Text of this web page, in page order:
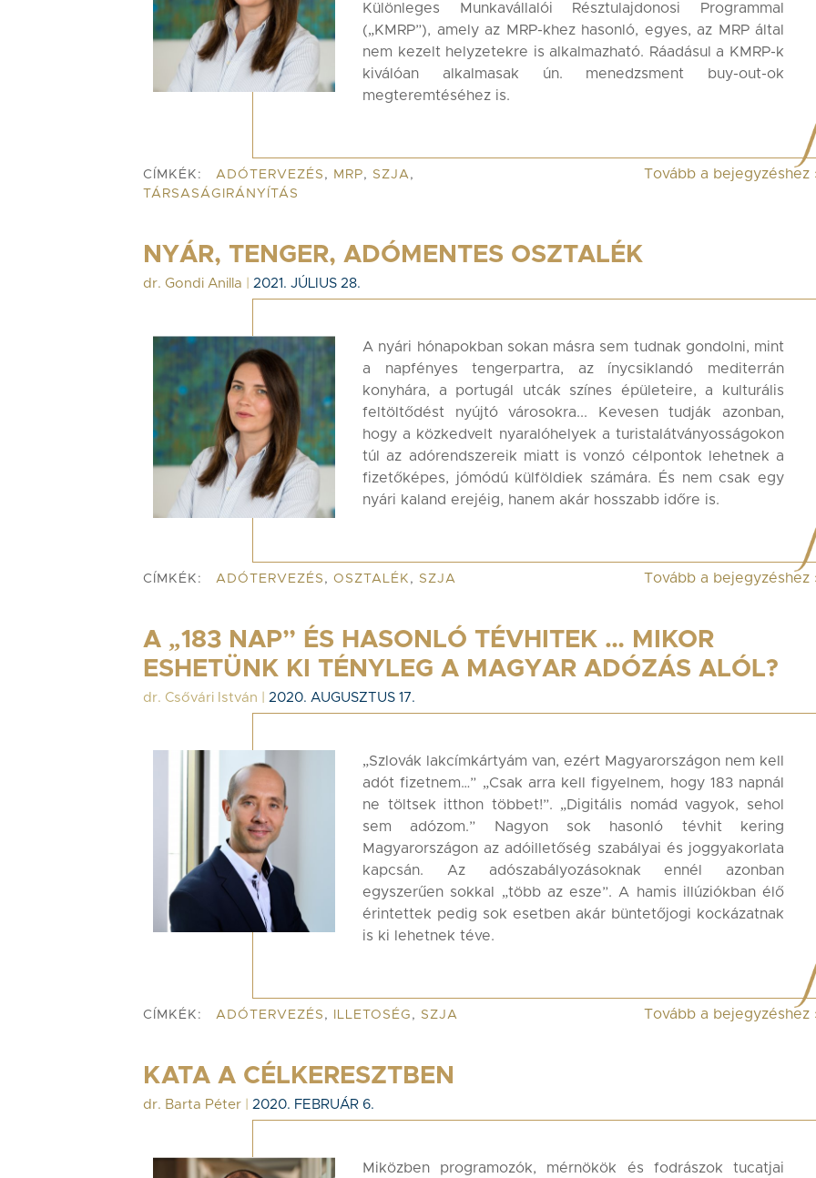
Különleges Munkavállalói Résztulajdonosi Programmal
(„KMRP”), amely az MRP-khez hasonló, egyes, az MRP által
nem kezelt helyzetekre is alkalmazható. Ráadásul a KMRP-k
kiválóan alkalmasak ún. menedzsment buy-out-ok
megteremtéséhez is.
CÍMKÉK: ADÓTERVEZÉS , MRP, SZJA,
TÁRSASÁGIRÁNYÍTÁS
Tovább a bejegyzéshez
NYÁR, TENGER, ADÓMENTES OSZTALÉK
dr. Gondi Anilla 2021. JÚLIUS 28.
A nyári hónapokban sokan másra sem tudnak gondolni, mint
a napfényes tengerpartra, az ínycsiklandó mediterrán
konyhára, a portugál utcák színes épületeire, a kulturális
feltöltődést nyújtó városokra... Kevesen tudják azonban,
hogy a közkedvelt nyaralóhelyek a turistalátványosságokon
túl az adórendszereik miatt is vonzó célpontok lehetnek a
fizetőképes, jómódú külföldiek számára. És nem csak egy
nyári kaland erejéig, hanem akár hosszabb időre is.
CÍMKÉK: ADÓTERVEZÉS , OSZTALÉK , SZJA Tovább a bejegyzéshez
A „183 NAP” ÉS HASONLÓ TÉVHITEK … MIKOR
ESHETÜNK KI TÉNYLEG A MAGYAR ADÓZÁS ALÓL?
dr. Csővári István 2020. AUGUSZTUS 17.
„Szlovák lakcímkártyám van, ezért Magyarországon nem kell
adót fizetnem…” „Csak arra kell figyelnem, hogy 183 napnál
ne töltsek itthon többet!”. „Digitális nomád vagyok, sehol
sem adózom.” Nagyon sok hasonló tévhit kering
Magyarországon az adóilletőség szabályai és joggyakorlata
kapcsán. Az adószabályozásoknak ennél azonban
egyszerűen sokkal „több az esze”. A hamis illúziókban élő
érintettek pedig sok esetben akár büntetőjogi kockázatnak
is ki lehetnek téve.
CÍMKÉK: ADÓTERVEZÉS , ILLETOSÉG , SZJA Tovább a bejegyzéshez
KATA A CÉLKERESZTBEN
dr. Barta Péter 2020. FEBRUÁR 6.
Miközben programozók, mérnökök és fodrászok tucatjai